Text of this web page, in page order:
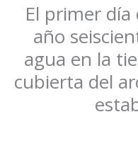
El primer
año
agua en la
cubierta del